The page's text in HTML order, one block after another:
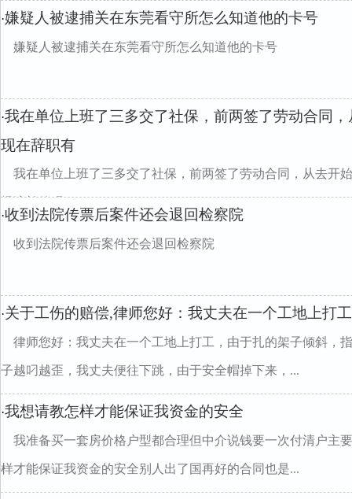
·嫌疑人被逮捕关在东莞看守所怎么知道他的卡号
嫌疑人被逮捕关在东莞看守所怎么知道他的卡号
·我在单位上班了三多交了社保，前两签了劳动合同
现在辞职有
我在单位上班了三多交了社保，前两签了劳动合同，从去开
经济补偿吗
·收到法院传票后案件还会退回检察院
收到法院传票后案件还会退回检察院
·关于工伤的赔偿,律师您好：我丈夫在一个工地上打工
律师您好：我丈夫在一个工地上打工，由于扎的架子倾斜，
子越叼越歪，我丈夫便往下跳，由于安全帽掉下来，...
·我想请教怎样才能保证我资金的安全
我准备买一套房价格户型都合理但中介说钱要一次付清户主
样才能保证我资金的安全别人出了国再好的合同也是...